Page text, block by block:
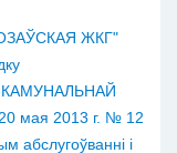
ЖКГ"
мая 2013 г. № 12
абслугоўванні і